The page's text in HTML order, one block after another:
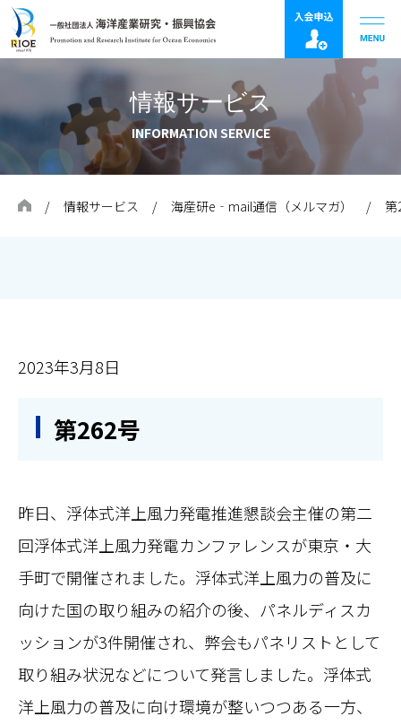
情報サービス
INFORMATION SERVICE
情報サービス 海産研e‐mail通信（メルマガ） 第
2023年3月8日
第262号
昨日、浮体式洋上風力発電推進懇談会主催の第二
回浮体式洋上風力発電カンファレンスが東京・大
手町で開催されました。浮体式洋上風力の普及に
向けた国の取り組みの紹介の後、パネルディスカ
ッションが3件開催され、弊会もパネリストとして
取り組み状況などについて発言しました。浮体式
洋上風力の普及に向け環境が整いつつある一方、